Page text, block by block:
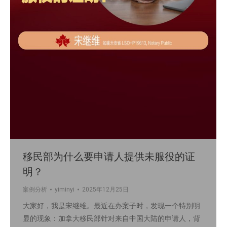
移民部为什么要申请人提供未服役的证
明？
案例分析 yiminyi 2025年12月25日
大家好，我是宋继维。最近在办案子时，发现一个特别明
显的现象：加拿大移民部针对来自中国大陆的申请人，背